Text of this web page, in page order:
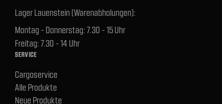
Lager Lauenstein (Warenabholungen):
Montag - Donnerstag: 7.30 - 15 Uhr
Freitag: 7.30 - 14 Uhr
SERVICE
Cargoservice
Alle Produkte
Neue Produkte